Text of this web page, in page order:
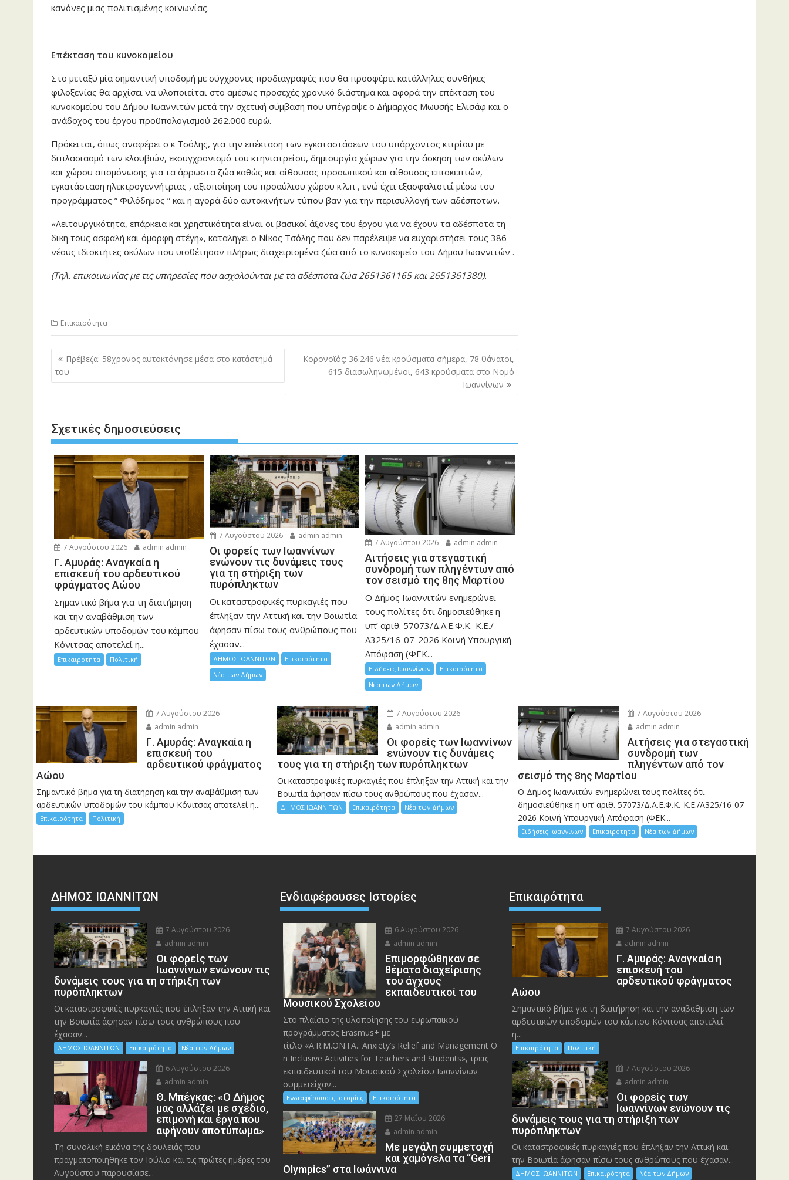
κανόνες μιας πολιτισμένης κοινωνίας.
Επέκταση του κυνοκομείου
Στο μεταξύ μία σημαντική υποδομή με σύγχρονες προδιαγραφές που θα προσφέρει κατάλληλες συνθήκες
φιλοξενίας θα αρχίσει να υλοποιείται στο αμέσως προσεχές χρονικό διάστημα και αφορά την επέκταση του
κυνοκομείου του Δήμου Ιωαννιτών μετά την σχετική σύμβαση που υπέγραψε ο Δήμαρχος Μωυσής Ελισάφ και ο
ανάδοχος του έργου προϋπολογισμού 262.000 ευρώ.
Πρόκειται, όπως αναφέρει ο κ Τσόλης, για την επέκταση των εγκαταστάσεων του υπάρχοντος κτιρίου με
διπλασιασμό των κλουβιών, εκσυγχρονισμό του κτηνιατρείου, δημιουργία χώρων για την άσκηση των σκύλων
και χώρου απομόνωσης για τα άρρωστα ζώα καθώς και αίθουσας προσωπικού και αίθουσας επισκεπτών,
εγκατάσταση ηλεκτρογεννήτριας , αξιοποίηση του προαύλιου χώρου κ.λ.π , ενώ έχει εξασφαλιστεί μέσω του
προγράμματος ” Φιλόδημος ” και η αγορά δύο αυτοκινήτων τύπου βαν για την περισυλλογή των αδέσποτων.
«Λειτουργικότητα, επάρκεια και χρηστικότητα είναι οι βασικοί άξονες του έργου για να έχουν τα αδέσποτα τη
δική τους ασφαλή και όμορφη στέγη», καταλήγει ο Νίκος Τσόλης που δεν παρέλειψε να ευχαριστήσει τους 386
νέους ιδιοκτήτες σκύλων που υιοθέτησαν πλήρως διαχειρισμένα ζώα από το κυνοκομείο του Δήμου Ιωαννιτών .
(Τηλ. επικοινωνίας με τις υπηρεσίες που ασχολούνται με τα αδέσποτα ζώα 2651361165 και 2651361380).
Επικαιρότητα
Πλοήγηση
άρθρων
Πρέβεζα: 58χρονος αυτοκτόνησε μέσα στο κατάστημά
του
Κορονοϊός: 36.246 νέα κρούσματα σήμερα, 78 θάνατοι,
615 διασωληνωμένοι, 643 κρούσματα στο Νομό
Ιωαννίνων
Σχετικές δημοσιεύσεις
7 Αυγούστου 2026 admin admin
Γ. Αμυράς: Αναγκαία η
επισκευή του αρδευτικού
φράγματος Αώου
Σημαντικό βήμα για τη διατήρηση
και την αναβάθμιση των
αρδευτικών υποδομών του κάμπου
Κόνιτσας αποτελεί η...
Επικαιρότητα Πολιτική
7 Αυγούστου 2026 admin admin
Οι φορείς των Ιωαννίνων
ενώνουν τις δυνάμεις τους
για τη στήριξη των
πυρόπληκτων
Οι καταστροφικές πυρκαγιές που
έπληξαν την Αττική και την Bοιωτία
άφησαν πίσω τους ανθρώπους που
έχασαν...
ΔΗΜΟΣ ΙΩΑΝΝΙΤΩΝ
Επικαιρότητα
Νέα των Δήμων
7 Αυγούστου 2026 admin admin
Αιτήσεις για στεγαστική
συνδρομή των πληγέντων από
τον σεισμό της 8ης Μαρτίου
Ο Δήμος Ιωαννιτών ενημερώνει
τους πολίτες ότι δημοσιεύθηκε η
υπ’ αριθ. 57073/Δ.Α.Ε.Φ.Κ.-Κ.Ε./
Α325/16-07-2026 Κοινή Υπουργική
Απόφαση (ΦΕΚ...
Ειδήσεις Ιωαννίνων
Επικαιρότητα
Νέα των Δήμων
7 Αυγούστου 2026
admin admin
Γ. Αμυράς: Αναγκαία η
επισκευή του
αρδευτικού φράγματος
Αώου
Σημαντικό βήμα για τη διατήρηση και την αναβάθμιση των
αρδευτικών υποδομών του κάμπου Κόνιτσας αποτελεί η...
Επικαιρότητα Πολιτική
7 Αυγούστου 2026
admin admin
Οι φορείς των Ιωαννίνων
ενώνουν τις δυνάμεις
τους για τη στήριξη των πυρόπληκτων
Οι καταστροφικές πυρκαγιές που έπληξαν την Αττική και την
Bοιωτία άφησαν πίσω τους ανθρώπους που έχασαν...
ΔΗΜΟΣ ΙΩΑΝΝΙΤΩΝ Επικαιρότητα Νέα των Δήμων
7 Αυγούστου 2026
admin admin
Αιτήσεις για στεγαστική
συνδρομή των
πληγέντων από τον
σεισμό της 8ης Μαρτίου
Ο Δήμος Ιωαννιτών ενημερώνει τους πολίτες ότι
δημοσιεύθηκε η υπ’ αριθ. 57073/Δ.Α.Ε.Φ.Κ.-Κ.Ε./Α325/16-07-
2026 Κοινή Υπουργική Απόφαση (ΦΕΚ...
Ειδήσεις Ιωαννίνων Επικαιρότητα Νέα των Δήμων
ΔΗΜΟΣ ΙΩΑΝΝΙΤΩΝ
7 Αυγούστου 2026
admin admin
Οι φορείς των
Ιωαννίνων ενώνουν τις
δυνάμεις τους για τη στήριξη των
πυρόπληκτων
Οι καταστροφικές πυρκαγιές που έπληξαν την Αττική και
την Bοιωτία άφησαν πίσω τους ανθρώπους που
έχασαν...
ΔΗΜΟΣ ΙΩΑΝΝΙΤΩΝ Επικαιρότητα Νέα των Δήμων
6 Αυγούστου 2026
admin admin
Θ. Μπέγκας: «Ο Δήμος
μας αλλάζει με σχέδιο,
επιμονή και έργα που
αφήνουν αποτύπωμα»
Τη συνολική εικόνα της δουλειάς που
πραγματοποιήθηκε τον Ιούλιο και τις πρώτες ημέρες του
Αυγούστου παρουσίασε...
Ενδιαφέρουσες Ιστορίες
6 Αυγούστου 2026
admin admin
Eπιμορφώθηκαν σε
θέματα διαχείρισης
του άγχους
εκπαιδευτικοί του
Μουσικού Σχολείου
Στο πλαίσιο της υλοποίησης του ευρωπαϊκού
προγράμματος Erasmus+ με
τίτλο «A.R.M.ON.I.A.: Anxiety’s Relief and Management O
n Inclusive Activities for Teachers and Students», τρεις
εκπαιδευτικοί του Μουσικού Σχολείου Ιωαννίνων
συμμετείχαν...
Ενδιαφέρουσες Ιστορίες Επικαιρότητα
27 Μαΐου 2026
admin admin
Με μεγάλη συμμετοχή
και χαμόγελα τα “Geri
Olympics” στα Ιωάννινα
Επικαιρότητα
7 Αυγούστου 2026
admin admin
Γ. Αμυράς: Αναγκαία η
επισκευή του
αρδευτικού φράγματος
Αώου
Σημαντικό βήμα για τη διατήρηση και την αναβάθμιση των
αρδευτικών υποδομών του κάμπου Κόνιτσας αποτελεί
η...
Επικαιρότητα Πολιτική
7 Αυγούστου 2026
admin admin
Οι φορείς των
Ιωαννίνων ενώνουν τις
δυνάμεις τους για τη στήριξη των
πυρόπληκτων
Οι καταστροφικές πυρκαγιές που έπληξαν την Αττική και
την Bοιωτία άφησαν πίσω τους ανθρώπους που έχασαν...
ΔΗΜΟΣ ΙΩΑΝΝΙΤΩΝ Επικαιρότητα Νέα των Δήμων